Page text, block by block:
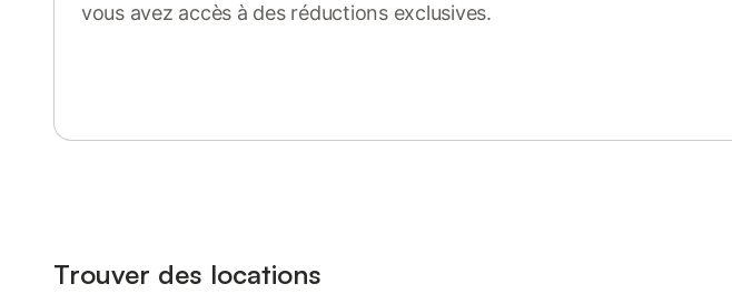
vous avez accès à des réductions exclusives.
Trouver des locations